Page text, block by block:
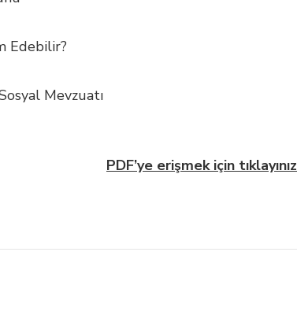
Edebilir?
Mevzuatı
PDF’ye erişmek için tıklayınız